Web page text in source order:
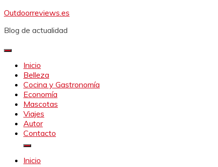
Saltar
contenido
Outdoorreviews.es
Blog de actualidad
Inicio
Belleza
Cocina y Gastronomía
Economía
Mascotas
Viajes
Autor
Contacto
Inicio